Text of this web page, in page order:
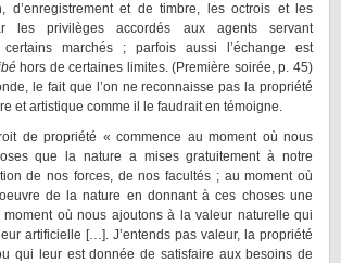
d’enregistrement et de timbre, les octrois et les
les privilèges accordés aux agents servant
certains marchés ; parfois aussi l’échange est
hors de certaines limites. (Première soirée, p. 45)
le fait que l’on ne reconnaisse pas la propriété
et artistique comme il le faudrait en témoigne.
de propriété « commence au moment où nous
que la nature a mises gratuitement à notre
de nos forces, de nos facultés ; au moment où
de la nature en donnant à ces choses une
où nous ajoutons à la valeur naturelle qui
artificielle […]. J’entends pas valeur, la propriété
qui leur est donnée de satisfaire aux besoins de